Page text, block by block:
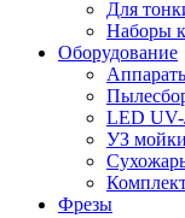
Для
Наборы
Оборудование
LED UV-
УЗ мойки
Фрезы